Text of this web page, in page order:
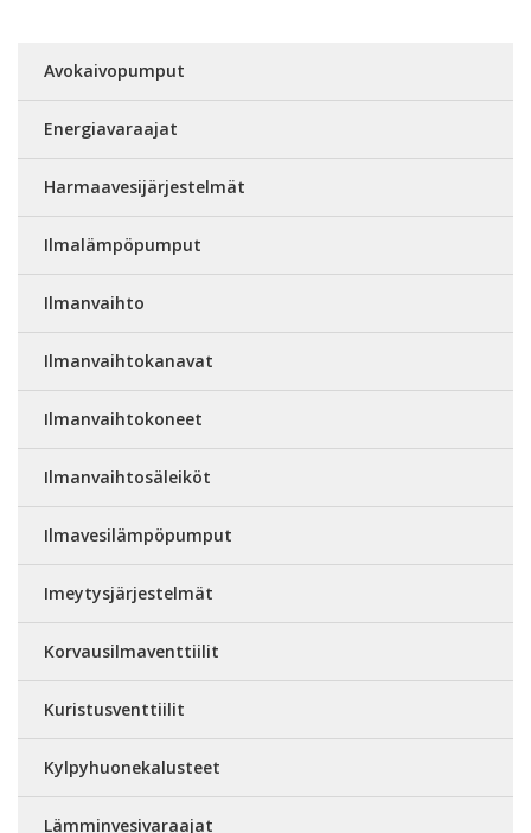
Avokaivopumput
Energiavaraajat
Harmaavesijärjestelmät
Ilmalämpöpumput
Ilmanvaihto
Ilmanvaihtokanavat
Ilmanvaihtokoneet
Ilmanvaihtosäleiköt
Ilmavesilämpöpumput
Imeytysjärjestelmät
Korvausilmaventtiilit
Kuristusventtiilit
Kylpyhuonekalusteet
Lämminvesivaraajat